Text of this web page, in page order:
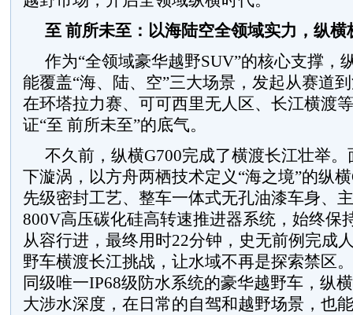
至 前所未至：以海陆空全领域实力，纵横
作为“全领域豪华越野SUV”的核心支撑，
能覆盖“海、陆、空”三大场景，发起从赛道
在环塔拉力赛、可可西里无人区、长江横渡
证“至 前所未至”的底气。
不久前，纵横G700完成了横渡长江壮举
下漩涡，以方舟两栖技术定义“海之境”的纵
先级密封工艺、整车一体式无孔油漆车身、
800V高压碳化硅高转速推进器系统，始终保
从容行进，最终用时22分钟，史无前例完成
野车横渡长江挑战，让水域不再是探索禁区
同级唯一IP68级防水系统的豪华越野车，纵
大涉水深度，在日常的自驾和越野场景，也